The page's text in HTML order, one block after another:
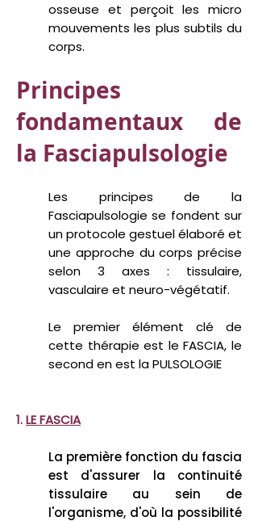
osseuse et perçoit les micro
mouvements les plus subtils du
corps.
Principes
fondamentaux de
la Fasciapulsologie
Les principes de la
Fasciapulsologie se fondent sur
un protocole gestuel élaboré et
une approche du corps précise
selon 3 axes : tissulaire,
vasculaire et neuro-végétatif.
Le premier élément clé de
cette thérapie est le FASCIA,le
second en est laPULSOLOGIE
1.LE FASCIA
La première fonction du fascia
est d'assurer la continuité
tissulaire au sein de
l'organisme, d'où la possibilité